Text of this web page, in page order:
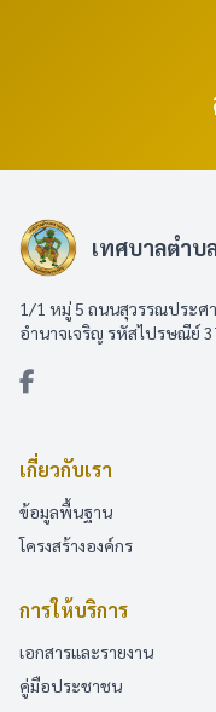
เทศบาลตำ
1/1 หมู่ 5 ถนนสุวรรณประศ
อำนาจเจริญ รหัสไปรษณีย์
เกี่ยวกับเรา
ข้อมูลพื้นฐาน
โครงสร้างองค์กร
การให้บริการ
เอกสารและรายงาน
คู่มือประชาชน